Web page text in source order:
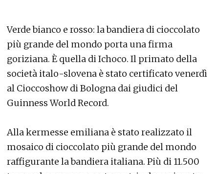
Verde bianco e rosso: la bandiera di cioccolato
più grande del mondo porta una firma
goriziana. È quella di Ichoco. Il primato della
società italo-slovena è stato certificato venerdì
al Cioccoshow di Bologna dai giudici del
Guinness World Record.
Alla kermesse emiliana è stato realizzato il
mosaico di cioccolato più grande del mondo
raffigurante la bandiera italiana. Più di 11.500